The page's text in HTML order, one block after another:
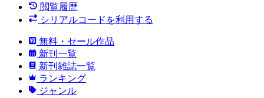
閲覧履歴
シリアルコードを利用する
無料・セール作品
新刊一覧
新刊雑誌一覧
ランキング
ジャンル